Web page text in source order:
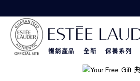
暢銷產品 全新 保養系列